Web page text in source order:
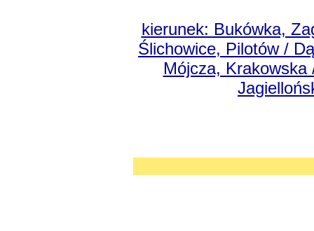
kierunek: Bukówka,
Ślichowice, Pilotów /
Mójcza,